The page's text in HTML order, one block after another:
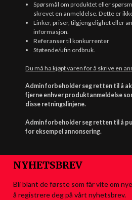
Spørsmål om produktet eller
skrevet en anmeldelse. Dette er
Linker, priser, tilgjengelighet eller
informasjon.
Referanser til konkurrenter
Støtende/ufin ordbruk.
Du må ha kjøpt varen for å skrive en
Admin forbeholder seg retten til å
fjerne enhver produktanmeldelse
disse retningslinjene.
Admin forbeholder seg retten til å
for eksempel annonsering.
NYHETSBREV
Bli blant de første som får vite om
å registrere deg på vårt nyhetsbrev.